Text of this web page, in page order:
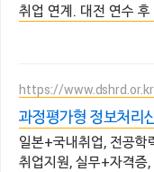
취업 연계. 대전 연수
https://www.dshrd.or.kr
과정평가형 정보처리
내취업
일본+국내취업, 전공학
취업지원, 실무+자